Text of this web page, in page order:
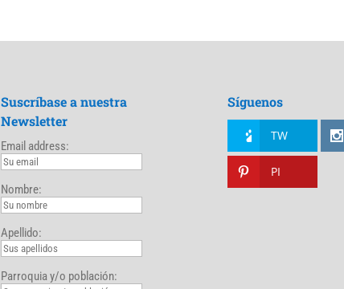
Suscríbase a nuestra
Newsletter
Email address:
Nombre:
Apellido:
Parroquia y/o población:
Síguenos
TW
PI